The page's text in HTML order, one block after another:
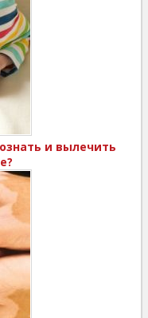
и вылечить